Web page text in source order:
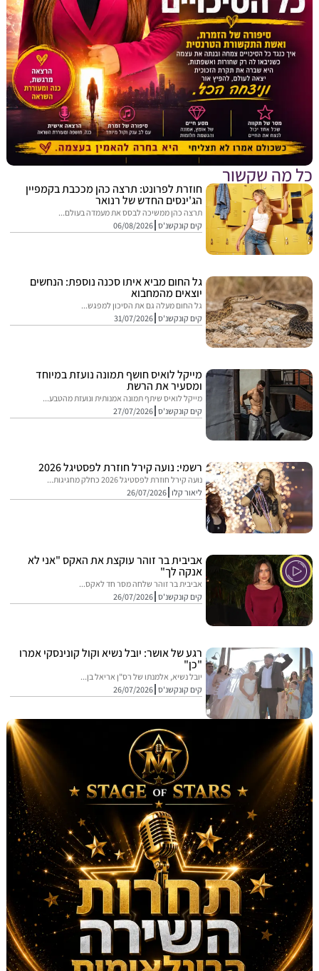
שקשור
חוזרת לפרונט: תרצה כהן מככבת בקמפיין
הג'ינסים החדש של רנואר
תרצה כהן ממשיכה לבסס את מעמדה בעולם...
קים קונקשנ'ס 06/08/2026
גל החום מביא איתו סכנה נוספת: הנחשים
יוצאים מהמחבוא
גל החום מעלה גם את הסיכון למפגש...
קים קונקשנ'ס 31/07/2026
מייקל לואיס חושף תמונה נועזת במיוחד
ומסעיר את הרשת
מייקל לואיס שיתף תמונה אמנותית ונועזת מהטבע...
קים קונקשנ'ס 27/07/2026
רשמי: נועה קירל חוזרת לפסטיגל 2026
נועה קירל חוזרת לפסטיגל 2026 כחלק מחגיגות...
ליאור קלו 26/07/2026
אביבית בר זוהר עוקצת את האקס "אני לא
אנקה לך"
אביבית בר זוהר שלחה מסר חד לאקס...
קים קונקשנ'ס 26/07/2026
רגע של אושר: יובל נשיא וקול קונינסקי אמרו
"כן"
יובל נשיא, אלמנתו של רס"ן אריאל בן...
קים קונקשנ'ס 26/07/2026